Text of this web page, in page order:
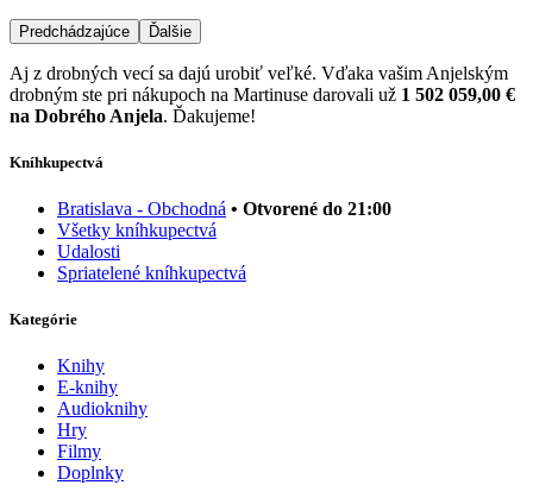
Predchádzajúce Ďalšie
Aj z drobných vecí sa dajú urobiť veľké. Vďaka vašim Anjelským
drobným ste pri nákupoch na Martinuse darovali už 1 502 059,00 €
na Dobrého Anjela. Ďakujeme!
Kníhkupectvá
Bratislava - Obchodná • Otvorené do 21:00
Všetky kníhkupectvá
Udalosti
Spriatelené kníhkupectvá
Kategórie
Knihy
E-knihy
Audioknihy
Hry
Filmy
Doplnky